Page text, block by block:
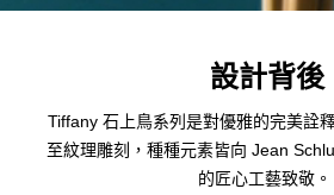
設計背後
Tiffany 石上鳥系列是對優雅的完美詮
至紋理雕刻，種種元素皆向 Jean
的匠心工藝致敬。